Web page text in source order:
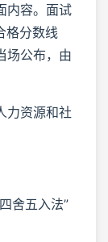
内容。面试
格分数线
场公布，由
力资源和社
舍五入法”